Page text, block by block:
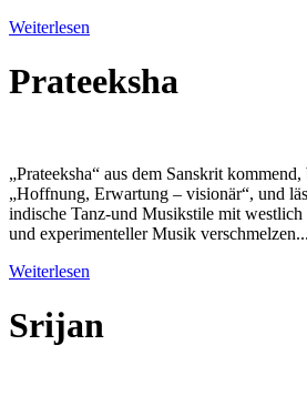
Weiterlesen
Prateeksha
„Prateeksha“ aus dem Sanskrit
„Hoffnung, Erwartung – visionär“, und
indische Tanz-und Musikstile mit westlich
und experimenteller Musik verschmelzen...
Weiterlesen
Srijan